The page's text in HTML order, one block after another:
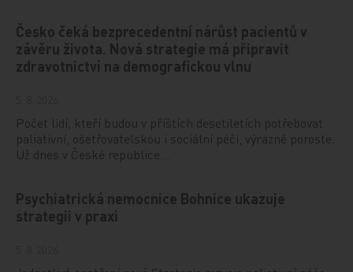
Česko čeká bezprecedentní nárůst pacientů v
závěru života. Nová strategie má připravit
zdravotnictví na demografickou vlnu
Počet lidí, kteří budou v příštích desetiletích potřebovat
paliativní, ošetřovatelskou i sociální péči, výrazně poroste.
Už dnes v České republice…
Psychiatrická nemocnice Bohnice ukazuje
strategii v praxi